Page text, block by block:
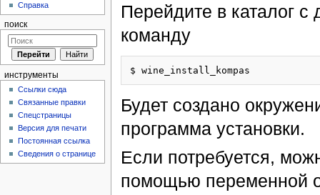
Перейдите в каталог
команду
Будет создано
программа установки.
Если потребуется,
помощью переменной
Справка
поиск
инструменты
Ссылки сюда
Связанные правки
Спецстраницы
Версия для печати
Постоянная ссылка
Сведения о странице